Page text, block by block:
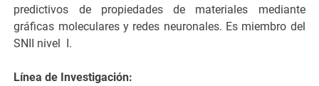
predictivos de propiedades de materiales mediante
gráficas moleculares y redes neuronales. Es miembro del
SNII nivel I.
Línea de Investigación: